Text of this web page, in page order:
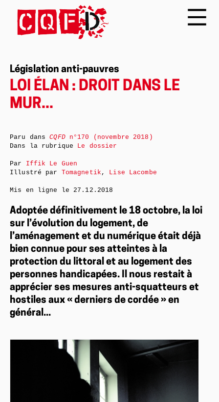
Législation anti-pauvres
LOI ÉLAN : DROIT DANS LE
MUR...
Adoptée définitivement le 18 octobre, la loi
sur l’évolution du logement, de
l’aménagement et du numérique était déjà
bien connue pour ses atteintes à la
protection du littoral et au logement des
personnes handicapées. Il nous restait à
apprécier ses mesures anti-squatteurs et
hostiles aux « derniers de cordée » en
général...
Paru dansCQFDn°170 (novembre 2018)
Dans la rubrique Le dossier
Par Iffik Le Guen
Illustré par Tomagnetik , Lise Lacombe
Mis en ligne le 27.12.2018